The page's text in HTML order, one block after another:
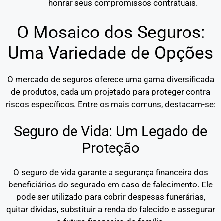
honrar seus compromissos contratuais.
O Mosaico dos Seguros:
Uma Variedade de Opções
O mercado de seguros oferece uma gama diversificada
de produtos, cada um projetado para proteger contra
riscos específicos. Entre os mais comuns, destacam-se:
Seguro de Vida: Um Legado de
Proteção
O seguro de vida garante a segurança financeira dos
beneficiários do segurado em caso de falecimento. Ele
pode ser utilizado para cobrir despesas funerárias,
quitar dívidas, substituir a renda do falecido e assegurar